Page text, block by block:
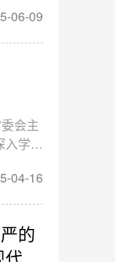
而不舍
沙贡献
06-09
会主
入学习
安全教
书长郭
04-16
的
化